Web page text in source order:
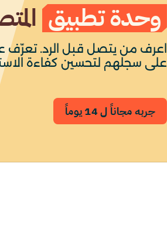
وحدة تطبيق
اعرف من يتصل قبل الرد. تعرّف
على سجلهم لتحسين كفاءة
جربه مجاناً ل 14 يوماً